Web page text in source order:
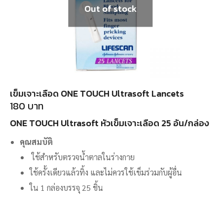
Out of stock
เข็มเจาะเลือด ONE TOUCH Ultrasoft Lancets
180 บาท
ONE TOUCH Ultrasoft หัวเข็มเจาะเลือด 25 อัน/กล่อง
คุณสมบัติ
ใช้สำหรับตรวจน้ำตาลในร่างกาย
ใช้ครั้งเดียวแล้วทิ้ง และไม่ควรใช้เข็มร่วมกับผู้อื่น
ใน 1 กล่องบรรจุ 25 ชิ้น